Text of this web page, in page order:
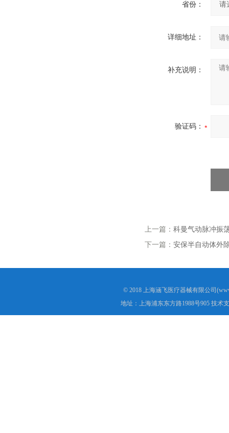
省份：
详细地址：
补充说明：
验证码：
上一篇： 科曼气动脉冲振
下一篇： 安保半自动体外
© 2018 上海涵飞医疗器械有限公司
地址：上海浦东东方路1988号905 技术